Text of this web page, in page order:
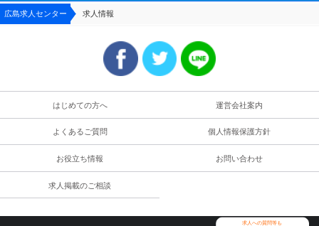
広島求人センター 求人情報
はじめての方へ 運営会社案内
よくあるご質問 個人情報保護方針
お役立ち情報 お問い合わせ
求人掲載のご相談
求人への質問等も